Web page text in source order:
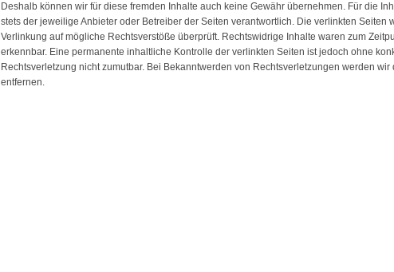
Deshalb können wir für diese fremden Inhalte auch keine Gewähr übernehmen. Für die
stets der jeweilige Anbieter oder Betreiber der Seiten verantwortlich. Die verlinkten Seiten
Verlinkung auf mögliche Rechtsverstöße überprüft. Rechtswidrige Inhalte waren zum
erkennbar. Eine permanente inhaltliche Kontrolle der verlinkten Seiten ist jedoch ohne
Rechtsverletzung nicht zumutbar. Bei Bekanntwerden von Rechtsverletzungen werden
entfernen.